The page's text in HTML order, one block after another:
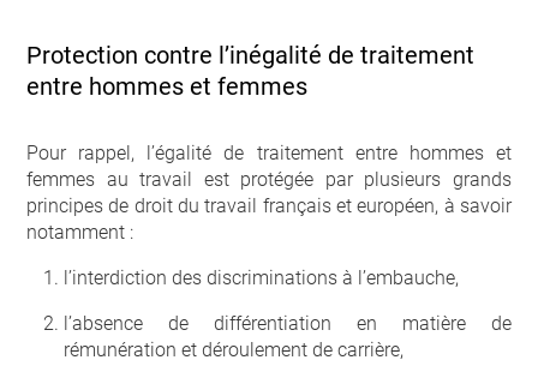
Protection contre l’inégalité de traitement
entre hommes et femmes
Pour rappel, l’égalité de traitement entre hommes et
femmes au travail est protégée par plusieurs grands
principes de droit du travail français et européen, à savoir
notamment :
l’interdiction des discriminations à l’embauche,
l’absence de différentiation en matière de
rémunération et déroulement de carrière,